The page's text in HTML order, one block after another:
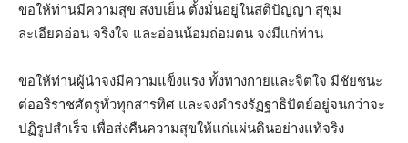
ขอให้ท่านมีความสุข สงบเย็น ตั้งมั่นอยู่ในสติปัญญา สุขุม
ละเอียดอ่อน จริงใจ และอ่อนน้อมถ่อมตน จงมีแก่ท่าน
ขอให้ท่านผู้นำจงมีความแข็งแรง ทั้งทางกายและจิตใจ มีชัยชนะ
ต่ออริราชศัตรูทั่วทุกสารทิศ และจงดำรงรัฏฐาธิปัตย์อยู่จนกว่าจะ
ปฏิรูปสำเร็จ เพื่อส่งคืนความสุขให้แก่แผ่นดินอย่างแท้จริง